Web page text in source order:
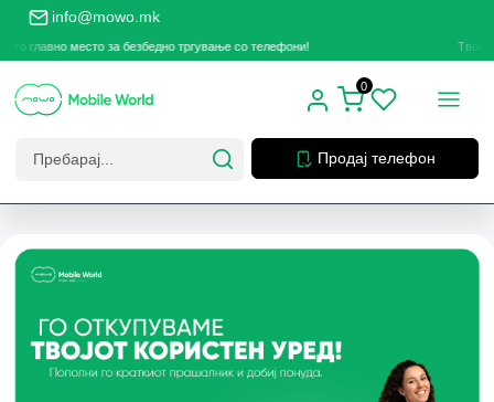
info@mowo.mk
место за безбедно тргување со телефони! Твоето
Продај телефон
0